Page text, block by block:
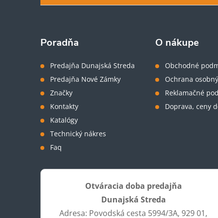
Poradňa
Predajňa Dunajská Streda
Predajňa Nové Zámky
Značky
Kontakty
Katalógy
Technický nákres
Faq
O nákupe
Obchodné
Ochrana
Reklamačné
Doprava, ceny
Otváracia doba predajňa
Dunajská Streda
Adresa: Povodská cesta 5994/3A, 929 01,